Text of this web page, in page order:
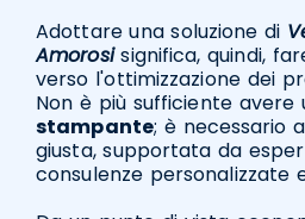
Adottare una soluzione di
Amorosisignifica, quindi,
verso l'ottimizzazione dei
Non è più sufficiente avere
stampante; è necessario
giusta, supportata da
consulenze personalizzate